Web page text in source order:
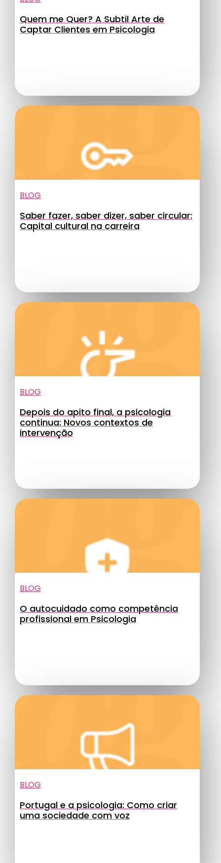
Quem me Quer? A Subtil Arte de
Captar Clientes em Psicologia
BLOG
Saber fazer, saber dizer, saber circular:
Capital cultural na carreira
BLOG
Depois do apito final, a psicologia
continua: Novos contextos de
intervenção
BLOG
O autocuidado como competência
profissional em Psicologia
BLOG
Portugal e a psicologia: Como criar
uma sociedade com voz